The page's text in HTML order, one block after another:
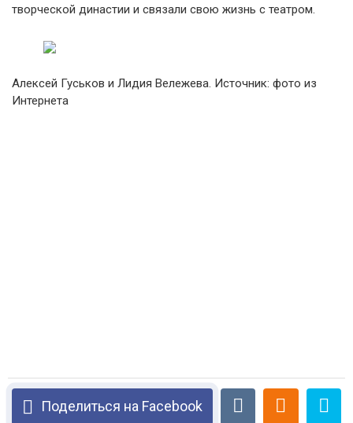
творческой династии и связали свою жизнь с театром.
Алексей Гуськов и Лидия Вележева. Источник: фото из
Интернета
Поделиться на Facebook